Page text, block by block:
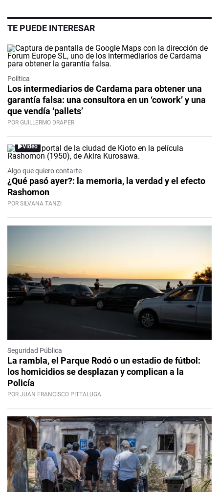
TE PUEDE INTERESAR
Política
Los intermediarios de Cardama para obtener una
garantía falsa: una consultora en un ‘cowork’ y una
que vendía ‘pallets’
POR GUILLERMO DRAPER
Video
Algo que quiero contarte
¿Qué pasó ayer?: la memoria, la verdad y el efecto
Rashomon
POR SILVANA TANZI
Seguridad Pública
La rambla, el Parque Rodó o un estadio de fútbol:
los homicidios se desplazan y complican a la
Policía
POR JUAN FRANCISCO PITTALUGA